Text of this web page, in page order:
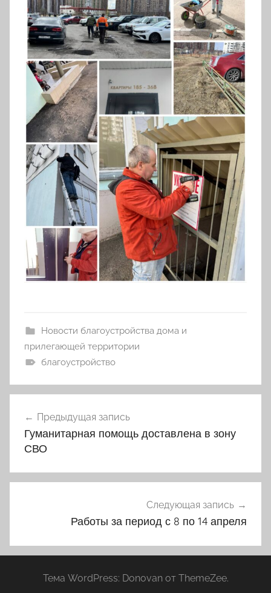
Новости благоустройства дома и
прилегающей территории
благоустройство
по
записям
Предыдущая запись
Гуманитарная помощь доставлена в зону
СВО
Следующая запись
Работы за период с 8 по 14 апреля
Тема WordPress: Donovan от ThemeZee.